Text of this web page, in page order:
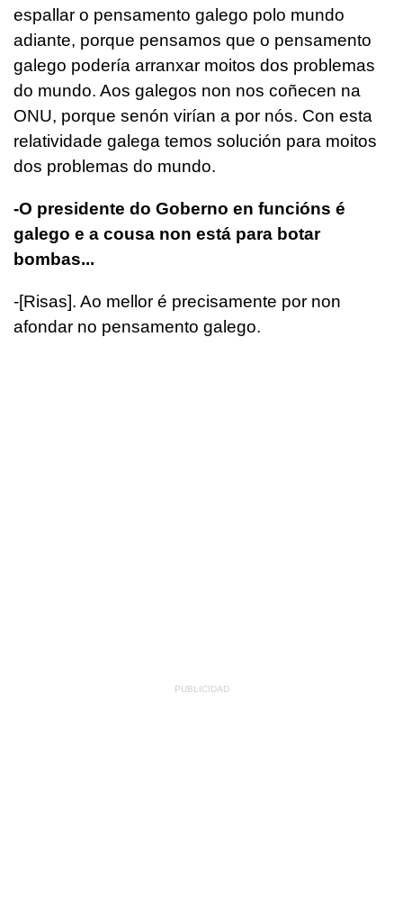
espallar o pensamento galego polo mundo
adiante, porque pensamos que o pensamento
galego podería arranxar moitos dos problemas
do mundo. Aos galegos non nos coñecen na
ONU, porque senón virían a por nós. Con esta
relatividade galega temos solución para moitos
dos problemas do mundo.
-O presidente do Goberno en funcións é
galego e a cousa non está para botar
bombas...
-[Risas]. Ao mellor é precisamente por non
afondar no pensamento galego.